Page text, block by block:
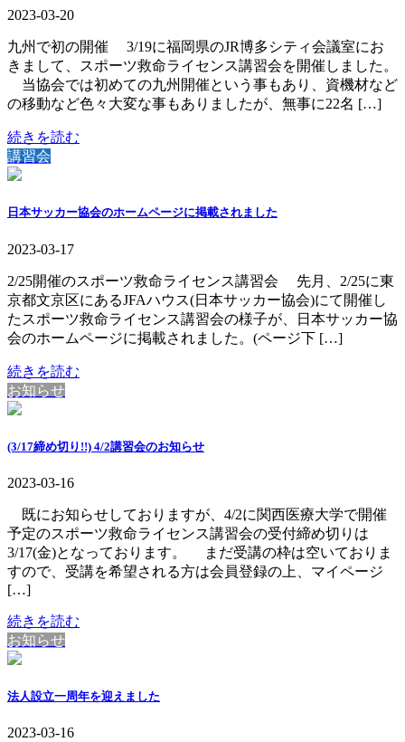
2023-03-20
九州で初の開催 3/19に福岡県のJR博多シティ会議室にお
きまして、スポーツ救命ライセンス講習会を開催しました。
当協会では初めての九州開催という事もあり、資機材など
の移動など色々大変な事もありましたが、無事に22名 […]
続きを読む
講習会
日本サッカー協会のホームページに掲載されました
2023-03-17
2/25開催のスポーツ救命ライセンス講習会 先月、2/25に東
京都文京区にあるJFAハウス(日本サッカー協会)にて開催し
たスポーツ救命ライセンス講習会の様子が、日本サッカー協
会のホームページに掲載されました。(ページ下 […]
続きを読む
お知らせ
(3/17締め切り!!) 4/2講習会のお知らせ
2023-03-16
既にお知らせしておりますが、4/2に関西医療大学で開催
予定のスポーツ救命ライセンス講習会の受付締め切りは
3/17(金)となっております。 まだ受講の枠は空いておりま
すので、受講を希望される方は会員登録の上、マイページ
[…]
続きを読む
お知らせ
法人設立一周年を迎えました
2023-03-16